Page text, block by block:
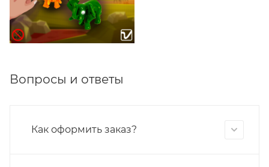
Вопросы и ответы
Как оформить заказ?